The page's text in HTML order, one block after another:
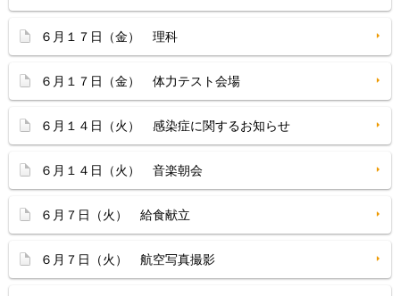
６月１７日（金） 理科
６月１７日（金） 体力テスト会場
６月１４日（火） 感染症に関するお知らせ
６月１４日（火） 音楽朝会
６月７日（火） 給食献立
６月７日（火） 航空写真撮影